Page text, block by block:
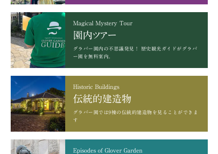
Magical Mystery Tour
園内ツアー
グラバー園内の不思議発見！
歴史観光ガイドがグラバ
ー園を無料案内。
Historic Buildings
伝統的建造物
グラバー園では9棟の 伝統的建造物を見ることができま
す
Episodes of Glover Garden